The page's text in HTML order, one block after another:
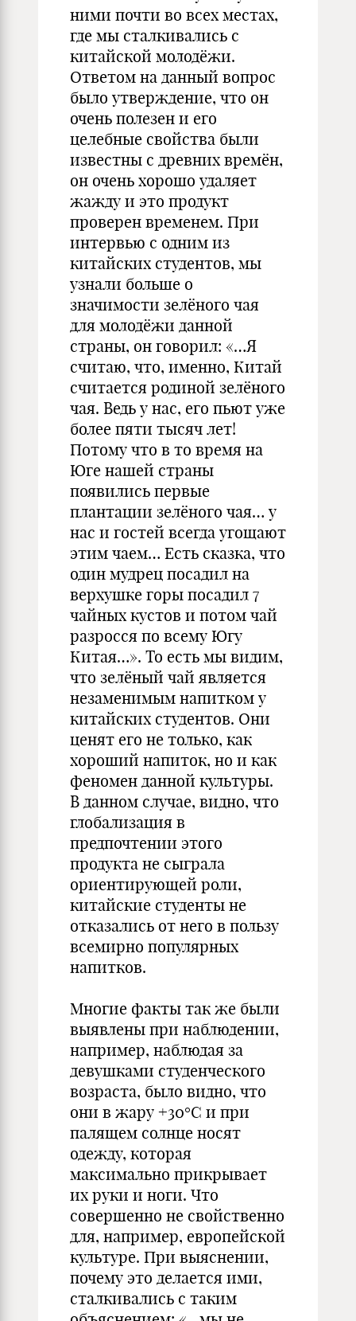
ними почти во всех местах,
где мы сталкивались с
китайской молодёжи.
Ответом на данный вопрос
было утверждение, что он
очень полезен и его
целебные свойства были
известны с древних времён,
он очень хорошо удаляет
жажду и это продукт
проверен временем. При
интервью с одним из
китайских студентов, мы
узнали больше о
значимости зелёного чая
для молодёжи данной
страны, он говорил: «…Я
считаю, что, именно, Китай
считается родиной зелёного
чая. Ведь у нас, его пьют уже
более пяти тысяч лет!
Потому что в то время на
Юге нашей страны
появились первые
плантации зелёного чая… у
нас и гостей всегда угощают
этим чаем… Есть сказка, что
один мудрец посадил на
верхушке горы посадил 7
чайных кустов и потом чай
разросся по всему Югу
Китая…». То есть мы видим,
что зелёный чай является
незаменимым напитком у
китайских студентов. Они
ценят его не только, как
хороший напиток, но и как
феномен данной культуры.
В данном случае, видно, что
глобализация в
предпочтении этого
продукта не сыграла
ориентирующей роли,
китайские студенты не
отказались от него в пользу
всемирно популярных
напитков.
Многие факты так же были
выявлены при наблюдении,
например, наблюдая за
девушками студенческого
возраста, было видно, что
они в жару +30°C и при
палящем солнце носят
одежду, которая
максимально прикрывает
их руки и ноги. Что
совершенно не свойственно
для, например, европейской
культуре. При выяснении,
почему это делается ими,
сталкивались с таким